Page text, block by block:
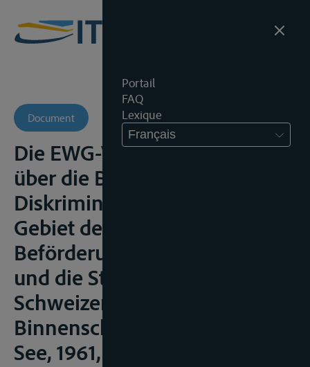
Portail
FAQ
Lexique
Français
Document
Die EWG-Verordnung Nr. 11
über die Beseitigung von
Diskriminierungen auf dem
Gebiet der Frachten und
Beförderungsbedingungen
und die Stellung der
Schweizerischen
Binnenschiffahrt”, Strom und
See, 1961, 200-208